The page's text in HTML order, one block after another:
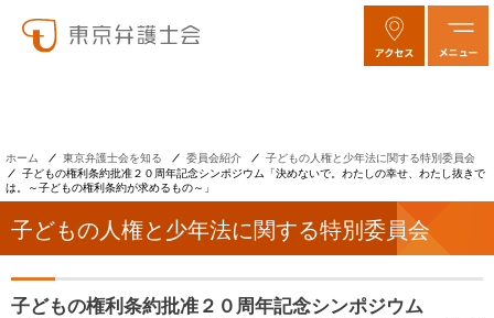
ホーム 東京弁護士会を知る 委員会紹介
子どもの人権と少年法に関する特別委員会
子どもの権利条約批准２０周年記念シンポジウム「決めないで。わたしの幸せ、わたし抜きで
は。～子どもの権利条約が求めるもの～」
子どもの人権と少年法に関する特別委員会
子どもの権利条約批准２０周年記念シンポジウム